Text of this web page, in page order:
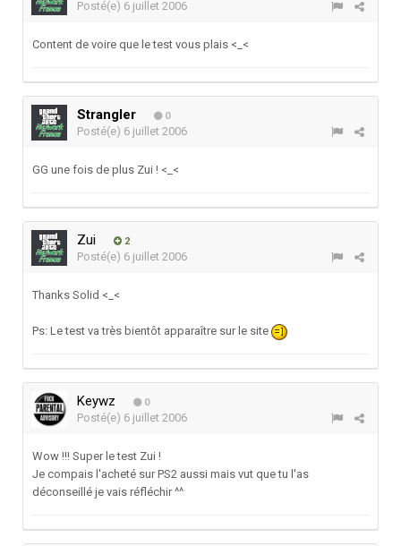
Posté(e) 6 juillet 2006
Content de voire que le test vous plais <_<
Strangler 0
Posté(e) 6 juillet 2006
GG une fois de plus Zui ! <_<
Zui 2
Posté(e) 6 juillet 2006
Thanks Solid <_<
Ps: Le test va très bientôt apparaître sur le site
Keywz 0
Posté(e) 6 juillet 2006
Wow !!! Super le test Zui !
Je compais l'acheté sur PS2 aussi mais vut que tu l'as
déconseillé je vais réfléchir ^^